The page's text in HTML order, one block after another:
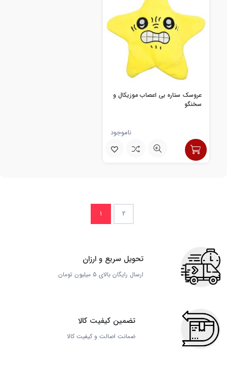
عروسک ستاره بی اعصاب موزیکال و
سخنگو
ناموجود
1 2
تحویل سریع و ارزان
ارسال رایگان بالای 5 میلیون تومان
تضمین کیفیت کالا
ضمانت اصالت و کیفیت کالا